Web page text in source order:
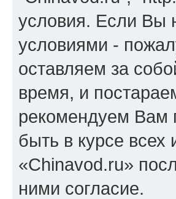
условия. Если Вы
условиями -
оставляем за
время, и
рекомендуем Вам
быть в курсе
«Chinavod.ru»
ними согласие.